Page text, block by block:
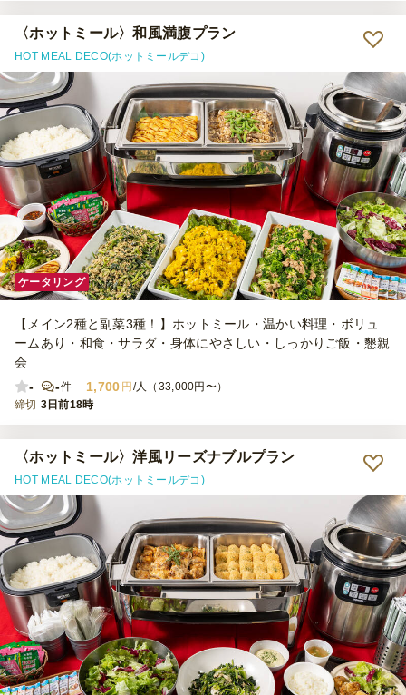
〈ホットミール〉和風満腹プラン
HOT MEAL DECO(ホットミールデコ)
ケータリング
【メイン2種と副菜3種！】ホットミール・温かい料理・ボリュ
ームあり・和食・サラダ・身体にやさしい・しっかりご飯・懇親
会
-
-件 1,700 円 /人（33,000円〜）
締切 3日前18時
〈ホットミール〉洋風リーズナブルプラン
HOT MEAL DECO(ホットミールデコ)